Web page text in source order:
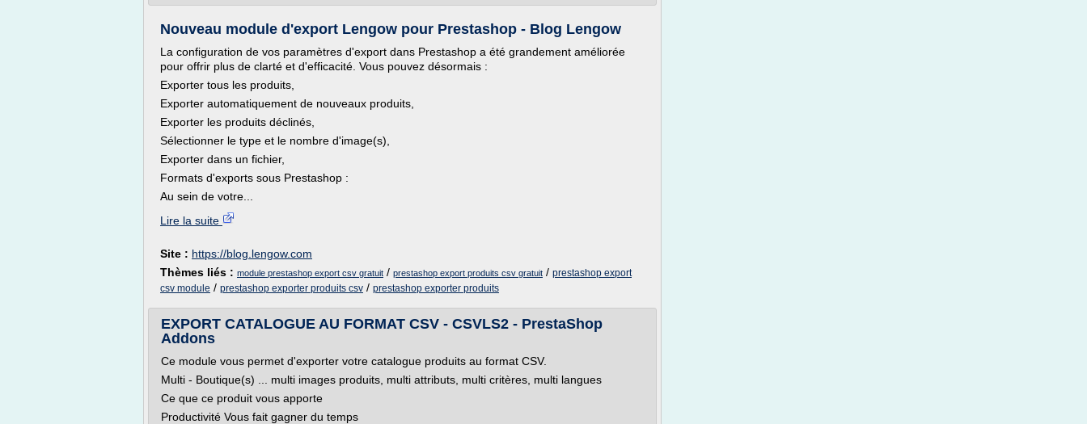
Nouveau module d'export Lengow pour Prestashop - Blog Lengow
La configuration de vos paramètres d'export dans Prestashop a été grandement améliorée
pour offrir plus de clarté et d'efficacité. Vous pouvez désormais :
Exporter tous les produits,
Exporter automatiquement de nouveaux produits,
Exporter les produits déclinés,
Sélectionner le type et le nombre d'image(s),
Exporter dans un fichier,
Formats d'exports sous Prestashop :
Au sein de votre...
Lire la suite
Site : https://blog.lengow.com
Thèmes liés : module prestashop export csv gratuit / prestashop export produits csv gratuit / prestashop export
csv module / prestashop exporter produits csv / prestashop exporter produits
EXPORT CATALOGUE AU FORMAT CSV - CSVLS2 - PrestaShop
Addons
Ce module vous permet d'exporter votre catalogue produits au format CSV.
Multi - Boutique(s) ... multi images produits, multi attributs, multi critères, multi langues
Ce que ce produit vous apporte
Productivité Vous fait gagner du temps